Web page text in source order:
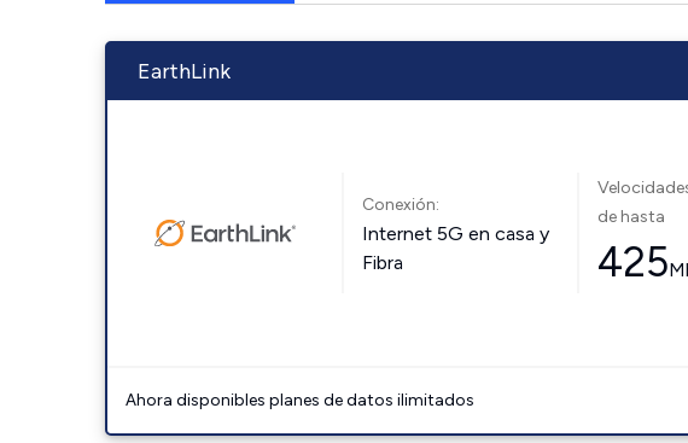
EarthLink
Conexión:
Internet 5G en casa y
Fibra
de hasta
425
Ahora disponibles planes de datos ilimitados